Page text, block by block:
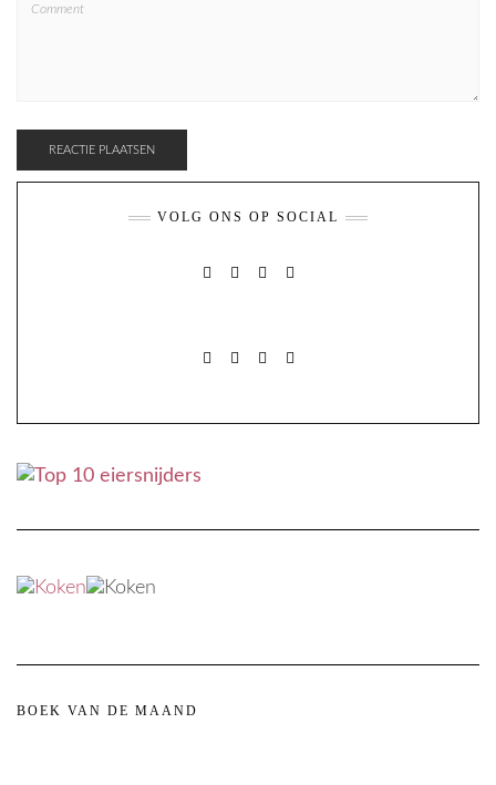
VOLG ONS OP SOCIAL
BOEK VAN DE MAAND